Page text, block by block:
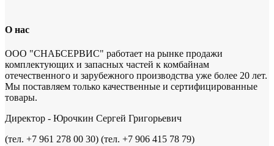
О нас
ООО "СНАБСЕРВИС" работает на рынке продажи
комплектующих и запасных частей к комбайнам
отечественного и зарубежного производства уже более 20 лет.
Мы поставляем только качественные и сертифицированные
товары.
Директор - Юрочкин Сергей Григорьевич
(тел. +7 961 278 00 30) (тел. +7 906 415 78 79)